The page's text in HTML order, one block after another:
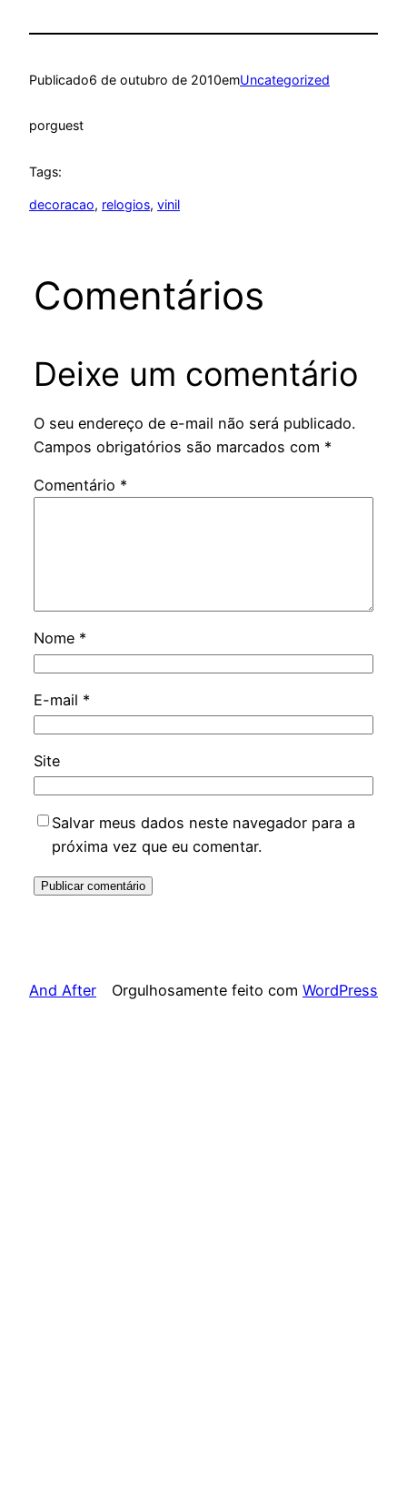
Publicado6 de outubro de 2010emUncategorized
porguest
Tags:
decoracao, relogios, vinil
Comentários
Deixe um comentário
O seu endereço de e-mail não será publicado.
Campos obrigatórios são marcados com *
Comentário *
Nome *
E-mail *
Site
Salvar meus dados neste navegador para a
próxima vez que eu comentar.
And After Orgulhosamente feito com WordPress